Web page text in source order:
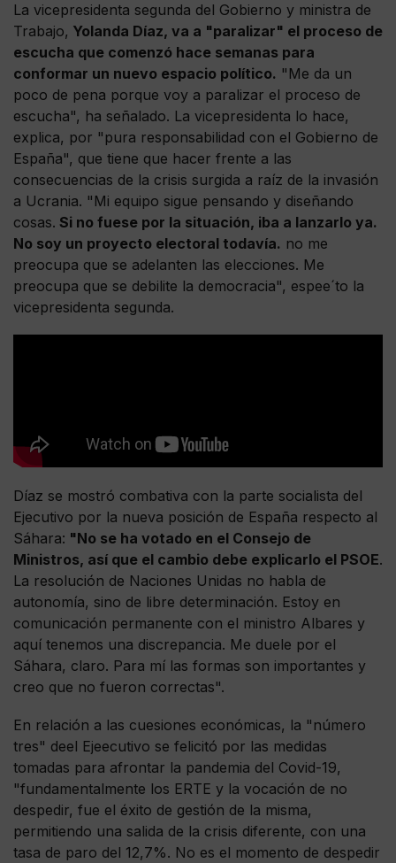
La vicepresidenta segunda del Gobierno y ministra de
Trabajo, Yolanda Díaz, va a "paralizar" el proceso de
escucha que comenzó hace semanas para
conformar un nuevo espacio político. "Me da un
poco de pena porque voy a paralizar el proceso de
escucha", ha señalado. La vicepresidenta lo hace,
explica, por "pura responsabilidad con el Gobierno de
España", que tiene que hacer frente a las
consecuencias de la crisis surgida a raíz de la invasión
a Ucrania. "Mi equipo sigue pensando y diseñando
cosas. Si no fuese por la situación, iba a lanzarlo ya.
No soy un proyecto electoral todavía. no me
preocupa que se adelanten las elecciones. Me
preocupa que se debilite la democracia", espee´to la
vicepresidenta segunda.
Díaz se mostró combativa con la parte socialista del
Ejecutivo por la nueva posición de España respecto al
Sáhara: "No se ha votado en el Consejo de
Ministros, así que el cambio debe explicarlo el PSOE.
La resolución de Naciones Unidas no habla de
autonomía, sino de libre determinación. Estoy en
comunicación permanente con el ministro Albares y
aquí tenemos una discrepancia. Me duele por el
Sáhara, claro. Para mí las formas son importantes y
creo que no fueron correctas".
En relación a las cuesiones económicas, la "número
tres" deel Ejeecutivo se felicitó por las medidas
tomadas para afrontar la pandemia del Covid-19,
"fundamentalmente los ERTE y la vocación de no
despedir, fue el éxito de gestión de la misma,
permitiendo una salida de la crisis diferente, con una
tasa de paro del 12,7%. No es el momento de despedir